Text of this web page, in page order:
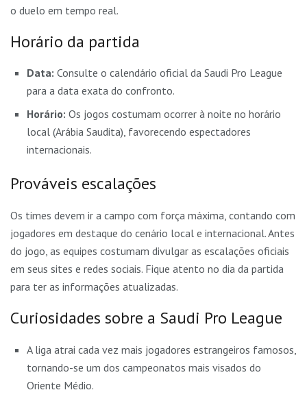
o duelo em tempo real.
Horário da partida
Data: Consulte o calendário oficial da Saudi Pro League
para a data exata do confronto.
Horário: Os jogos costumam ocorrer à noite no horário
local (Arábia Saudita), favorecendo espectadores
internacionais.
Prováveis escalações
Os times devem ir a campo com força máxima, contando com
jogadores em destaque do cenário local e internacional. Antes
do jogo, as equipes costumam divulgar as escalações oficiais
em seus sites e redes sociais. Fique atento no dia da partida
para ter as informações atualizadas.
Curiosidades sobre a Saudi Pro League
A liga atrai cada vez mais jogadores estrangeiros famosos,
tornando-se um dos campeonatos mais visados do
Oriente Médio.